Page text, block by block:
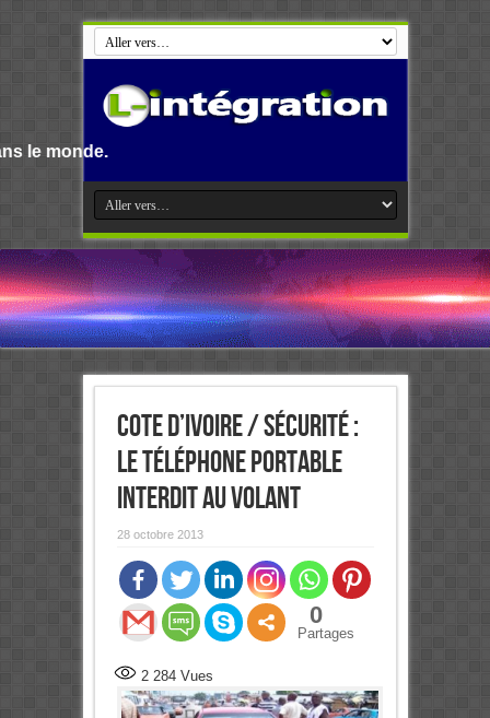
Cote d’Ivoire / Sécurité :
le téléphone portable
interdit au volant
28 octobre 2013
0
Partages
2 284Vues